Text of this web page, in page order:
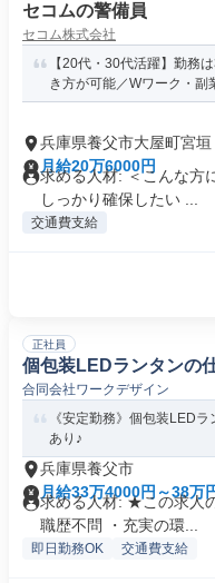
セコムの警備員
セコム株式会社
【20代・30代活躍】勤務
き方が可能／Wワーク・副
兵庫県養父市大屋町宮垣
月給20万6000円
求める人材: ＜こんな方
しっかり確保したい ...
交通費支給
正社員
個包装LEDランタンの
合同会社ワークデザイン
《安定勤務》個包装LED
あり♪
兵庫県養父市
月給33万4000円～38万
求める人材: ★この求人
職歴不問 ・充実の環...
即日勤務OK 交通費支給